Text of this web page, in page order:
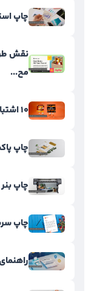
چاپ
نقش
مح...
۱۰ اشتباه رایج در طراحی و چاپ پوستر و را...
چاپ
چاپ
چاپ